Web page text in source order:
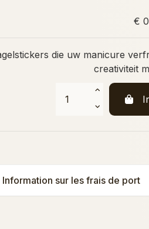
€
die uw manicure
creativiteit
Information sur les frais de port